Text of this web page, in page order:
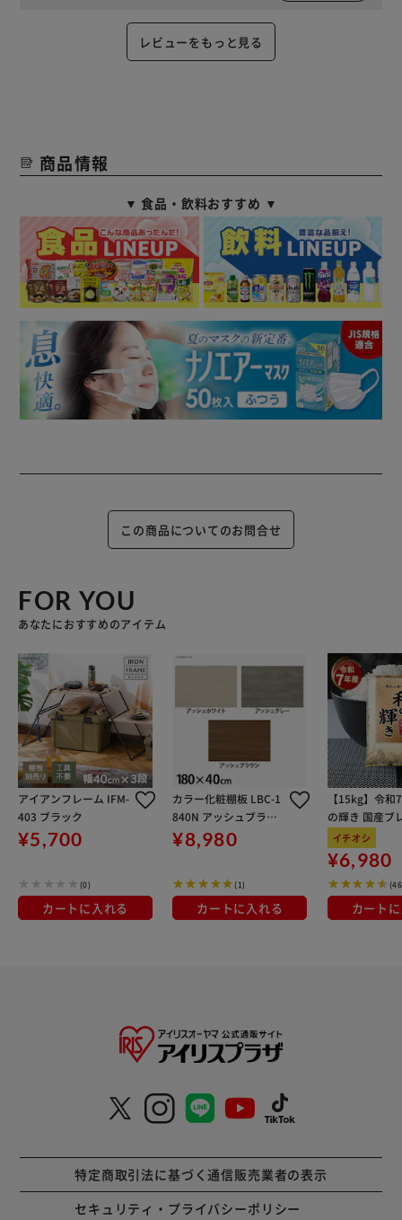
レビューをもっと見る
商品情報
▼ 食品・飲料おすすめ ▼
この商品についてのお問合せ
FOR YOU
あなたにおすすめのアイテム
アイアンフレーム IFM-
403 ブラック
¥5,700
(0)
カートに入れる
カラー化粧棚板 LBC-1
840N アッシュブラウ
ン 180×40cm
¥8,980
(1)
カートに入れる
【15kg】令和
の輝き 国産ブ
kg×3袋
イチオシ
¥6,980
カート
特定商取引法に基づく通信販売業者の表示
セキュリティ・プライバシーポリシー